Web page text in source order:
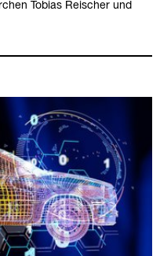
Tobias Reischer und